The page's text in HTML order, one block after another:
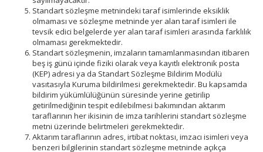
Standart sözleşme metnindeki taraf isimlerinde eksiklik
olmaması ve sözleşme metninde yer alan taraf isimleri ile
tevsik edici belgelerde yer alan taraf isimleri arasında farklılık
olmaması gerekmektedir.
Standart sözleşmenin, imzaların tamamlanmasından itibaren
beş iş günü içinde fiziki olarak veya kayıtlı elektronik posta
(KEP) adresi ya da Standart Sözleşme Bildirim Modülü
vasıtasıyla Kuruma bildirilmesi gerekmektedir. Bu kapsamda
bildirim yükümlülüğünün süresinde yerine getirilip
getirilmediğinin tespit edilebilmesi bakımından aktarım
taraflarının her ikisinin de imza tarihlerini standart sözleşme
metni üzerinde belirtmeleri gerekmektedir.
Aktarım taraflarının adres, irtibat noktası, imzacı isimleri veya
benzeri bilgilerinin standart sözleşme metninde açıkça